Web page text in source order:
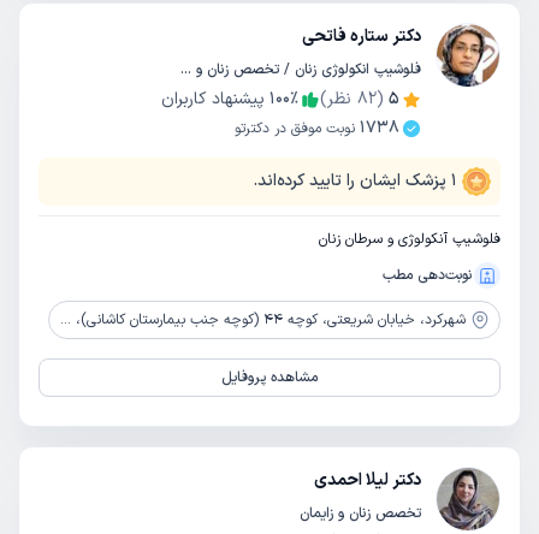
دکتر ستاره فاتحی
فلوشیپ انکولوژی زنان / تخصص زنان و زایمان
5
(
82 نظر) 100٪
پیشنهاد کاربران
1738 نوبت موفق در دکترتو
1 پزشک ایشان را تایید کرده‌اند.
فلوشیپ آنکولوژی و سرطان زنان
نوبت‌دهی مطب
شهرکرد، خیابان شریعتی، کوچه 44 (کوچه جنب بیمارستان کاشانی)، ساختمان پرنیان، طبقه دوم
مشاهده پروفایل
دکتر لیلا احمدی
تخصص زنان و زایمان